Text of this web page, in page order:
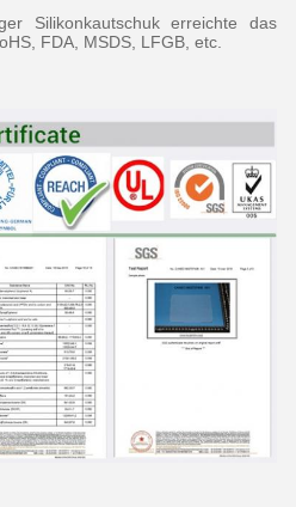
Silikonkautschuk erreichte das
, FDA, MSDS, LFGB , etc.